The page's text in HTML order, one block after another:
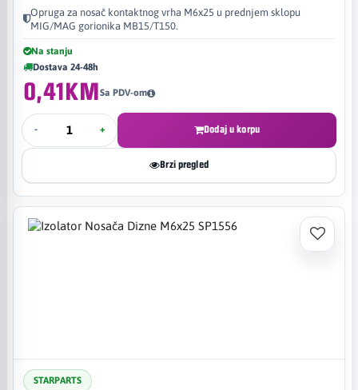
Opruga za nosač kontaktnog vrha M6x25 u prednjem sklopu
MIG/MAG gorionika MB15/T150.
Na stanju
Dostava 24-48h
0,41KMSa PDV-om
- + Dodaj u korpu
Brzi pregled
STARPARTS